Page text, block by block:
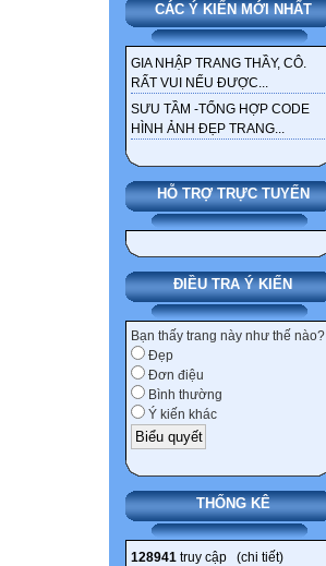
CÁC Ý KIẾN MỚI NHẤT
GIA NHẬP TRANG THẦY, CÔ.
RẤT VUI NẾU ĐƯỢC...
SƯU TẦM -TỔNG HỢP CODE
HÌNH ẢNH ĐẸP TRANG...
HỖ TRỢ TRỰC TUYẾN
ĐIỀU TRA Ý KIẾN
Bạn thấy trang này như thế nào?
Đẹp
Đơn điệu
Bình thường
Ý kiến khác
THỐNG KÊ
128941 truy cập (chi tiết)